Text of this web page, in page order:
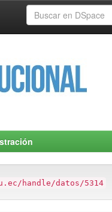
handle/datos/5314